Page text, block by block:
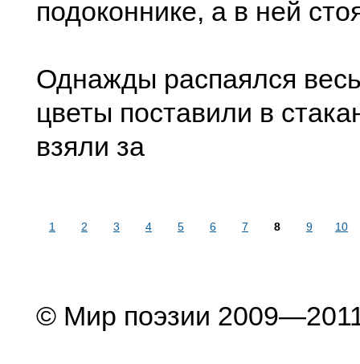
подоконнике, а в ней
Однажды распаялся
цветы поставили в
взяли за
1 2 3 4 5 6 7 8 9 10
© Мир поэзии